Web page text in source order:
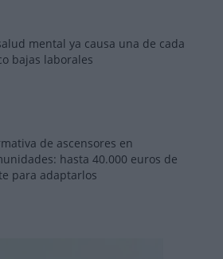
mental ya causa una de cada
bajas laborales
de ascensores en
hasta 40.000 euros de
para adaptarlos